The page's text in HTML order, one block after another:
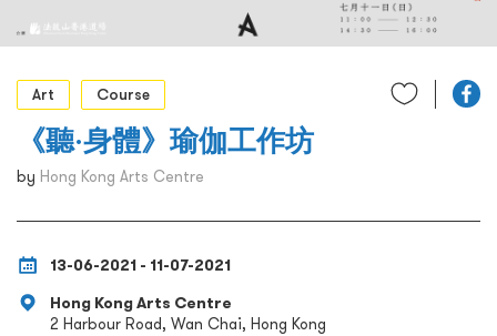
Terms and Conditions
繁
Art
Course
《聽·身體》瑜伽工作坊
by Hong Kong Arts Centre
13-06-2021 - 11-07-2021
Hong Kong Arts Centre
2 Harbour Road, Wan Chai, Hong Kong